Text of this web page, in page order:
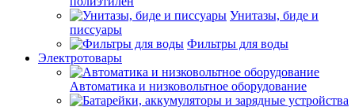
Унитазы, биде и
писсуары
Фильтры для воды
Электротовары
Автоматика и низковольтное оборудование